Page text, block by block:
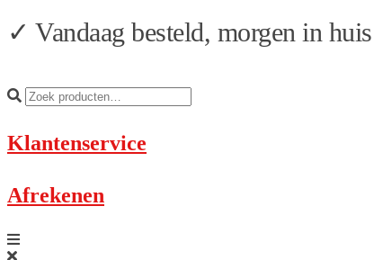
✓ Vandaag besteld, morgen in
Klantenservice
Afrekenen